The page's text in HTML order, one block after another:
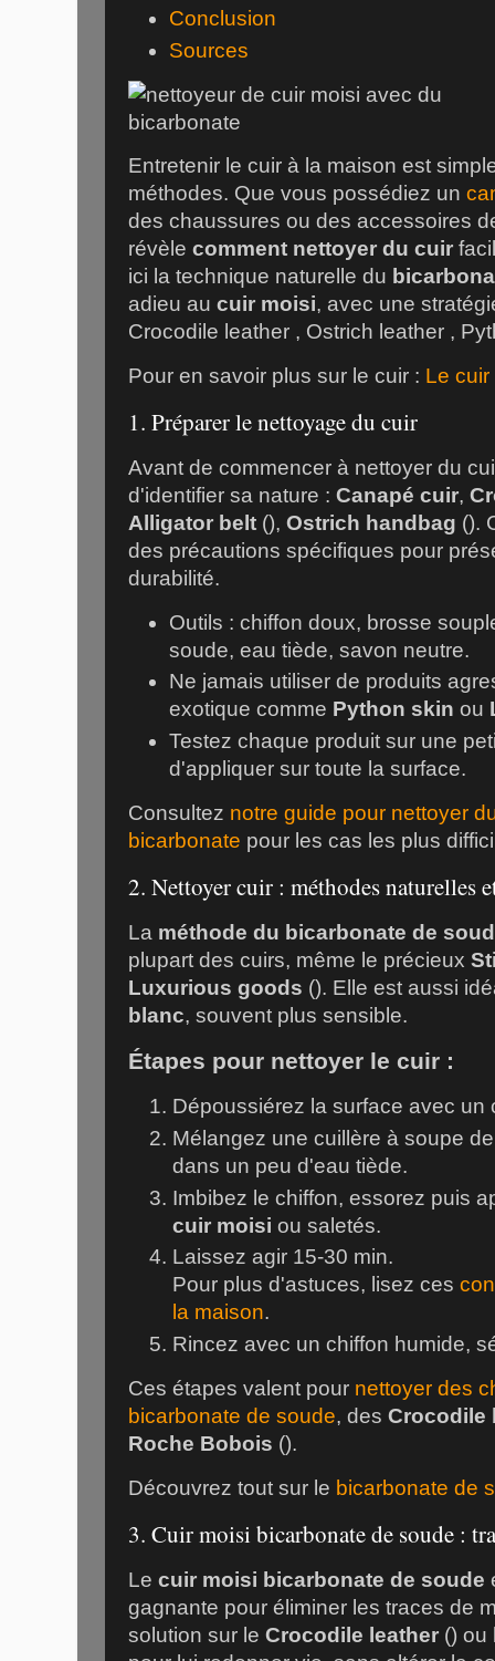
Conclusion
Sources
Entretenir le cuir à la maison est
méthodes. Que vous possédiez un
des chaussures ou des accessoires
révèle comment nettoyer du cuir
ici la technique naturelle du
adieu au cuir moisi, avec une
Crocodile leather , Ostrich leather ,
Pour en savoir plus sur le cuir : Le cuir
1. Préparer le nettoyage du cuir
Avant de commencer à nettoyer du
d'identifier sa nature : Canapé cuir,
Alligator belt (), Ostrich handbag ().
des précautions spécifiques pour
durabilité.
Outils : chiffon doux, brosse
soude, eau tiède, savon neutre.
Ne jamais utiliser de produits
exotique comme Python skin ou
Testez chaque produit sur une
d'appliquer sur toute la surface.
Consultez notre guide pour nettoyer
bicarbonate pour les cas les plus
2. Nettoyer cuir : méthodes naturelles
La méthode du bicarbonate de
plupart des cuirs, même le précieux
Luxurious goods (). Elle est aussi
blanc, souvent plus sensible.
Étapes pour nettoyer le cuir :
Dépoussiérez la surface avec un
Mélangez une cuillère à soupe
dans un peu d'eau tiède.
Imbibez le chiffon, essorez puis
cuir moisi ou saletés.
Laissez agir 15-30 min.
Pour plus d'astuces, lisez ces
la maison.
Rincez avec un chiffon humide,
Ces étapes valent pour nettoyer des
bicarbonate de soude, des Crocodile
Roche Bobois ().
Découvrez tout sur le bicarbonate de
3. Cuir moisi bicarbonate de soude :
Le cuir moisi bicarbonate de soude
gagnante pour éliminer les traces de
solution sur le Crocodile leather () ou